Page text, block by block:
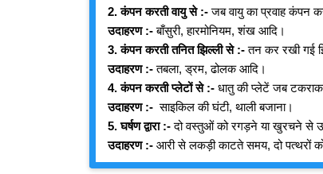
2. कंपन करती वायु से :-जब वायु का प्रवाह कंपन
उदाहरण :-बाँसुरी, हारमोनियम, शंख आदि।
3. कंपन करती तनित झिल्ली से :-तन कर रखी गई
उदाहरण :-तबला, ड्रम, ढोलक आदि।
4. कंपन करती प्लेटों से :- धातु की प्लेटें जब
उदाहरण :-साइकिल की घंटी, थाली बजाना।
5. घर्षण द्वारा :-दो वस्तुओं को रगड़ने या खुरचने से
उदाहरण :- आरी से लकड़ी काटते समय, दो पत्थरों